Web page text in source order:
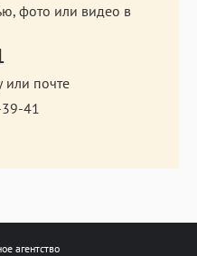
фото или видео в
или почте
41
агентство